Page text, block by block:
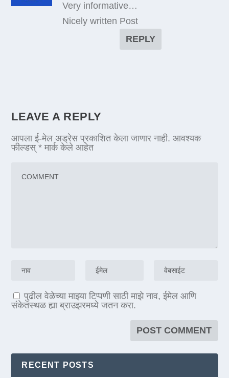
Very informative…
Nicely written Post
REPLY
LEAVE A REPLY
आपला ई-मेल अड्रेस प्रकाशित केला जाणार नाही. आवश्यक
फील्डस्* मार्क केले आहेत
पुढील वेळेच्या माझ्या टिप्पणी साठी माझे नाव, ईमेल आणि
संकेतस्थळ ह्या ब्राउझरमध्ये जतन करा.
RECENT POSTS